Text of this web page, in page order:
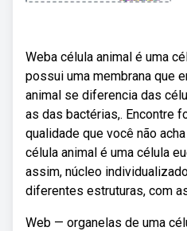
Weba célula animal é uma
possui uma membrana que
animal se diferencia das
as das bactérias,. Encontre
qualidade que você não
célula animal é uma célula
assim, núcleo
diferentes estruturas, com
Web — organelas de uma